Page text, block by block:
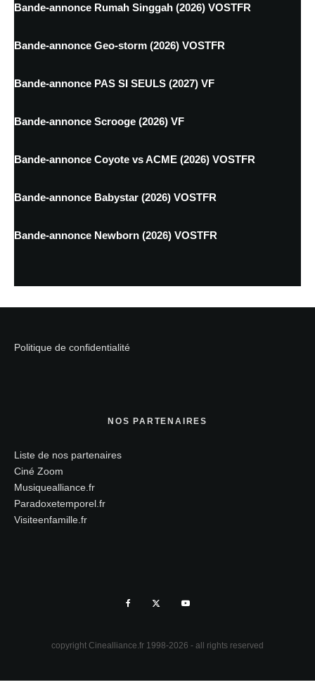
Bande-annonce Rumah Singgah (2026) VOSTFR
Bande-annonce Geo-storm (2026) VOSTFR
Bande-annonce PAS SI SEULS (2027) VF
Bande-annonce Scrooge (2026) VF
Bande-annonce Coyote vs ACME (2026) VOSTFR
Bande-annonce Babystar (2026) VOSTFR
Bande-annonce Newborn (2026) VOSTFR
Politique de confidentialité
NOS PARTENAIRES
Liste de nos partenaires
Ciné Zoom
Musiquealliance.fr
Paradoxetemporel.fr
Visiteenfamille.fr
copyright Cinealliance.fr 1998-2026 - all rights reserved